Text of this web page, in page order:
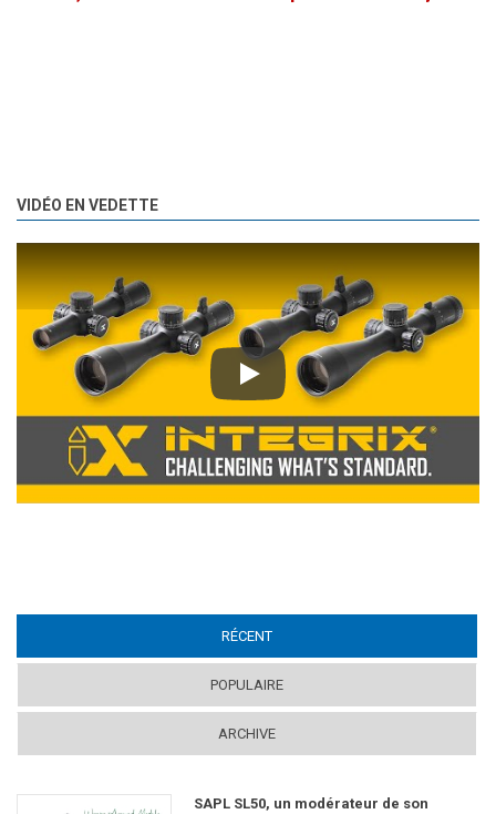
VIDÉO EN VEDETTE
Play
RÉCENT
POPULAIRE
ARCHIVE
SAPL SL50, un modérateur de son